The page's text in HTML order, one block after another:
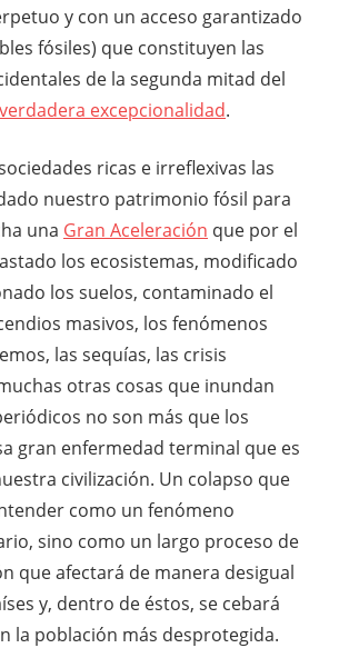
y con un acceso garantizado
fósiles) que constituyen las
de la segunda mitad del
excepcionalidad.
ricas e irreflexivas las
nuestro patrimonio fósil para
una Gran Aceleración que por el
los ecosistemas, modificado
los suelos, contaminado el
masivos, los fenómenos
las sequías, las crisis
otras cosas que inundan
no son más que los
gran enfermedad terminal que es
civilización. Un colapso que
como un fenómeno
sino como un largo proceso de
que afectará de manera desigual
y, dentro de éstos, se cebará
la población más desprotegida.